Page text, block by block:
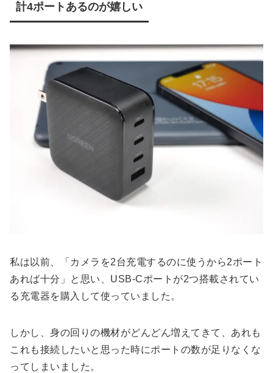
計4ポートあるのが嬉しい
私は以前、「カメラを2台充電するのに使うから2ポート
あれば十分」と思い、USB-Cポートが2つ搭載されてい
る充電器を購入して使っていました。
しかし、身の回りの機材がどんどん増えてきて、あれも
これも接続したいと思った時にポートの数が足りなくな
ってしまいました。